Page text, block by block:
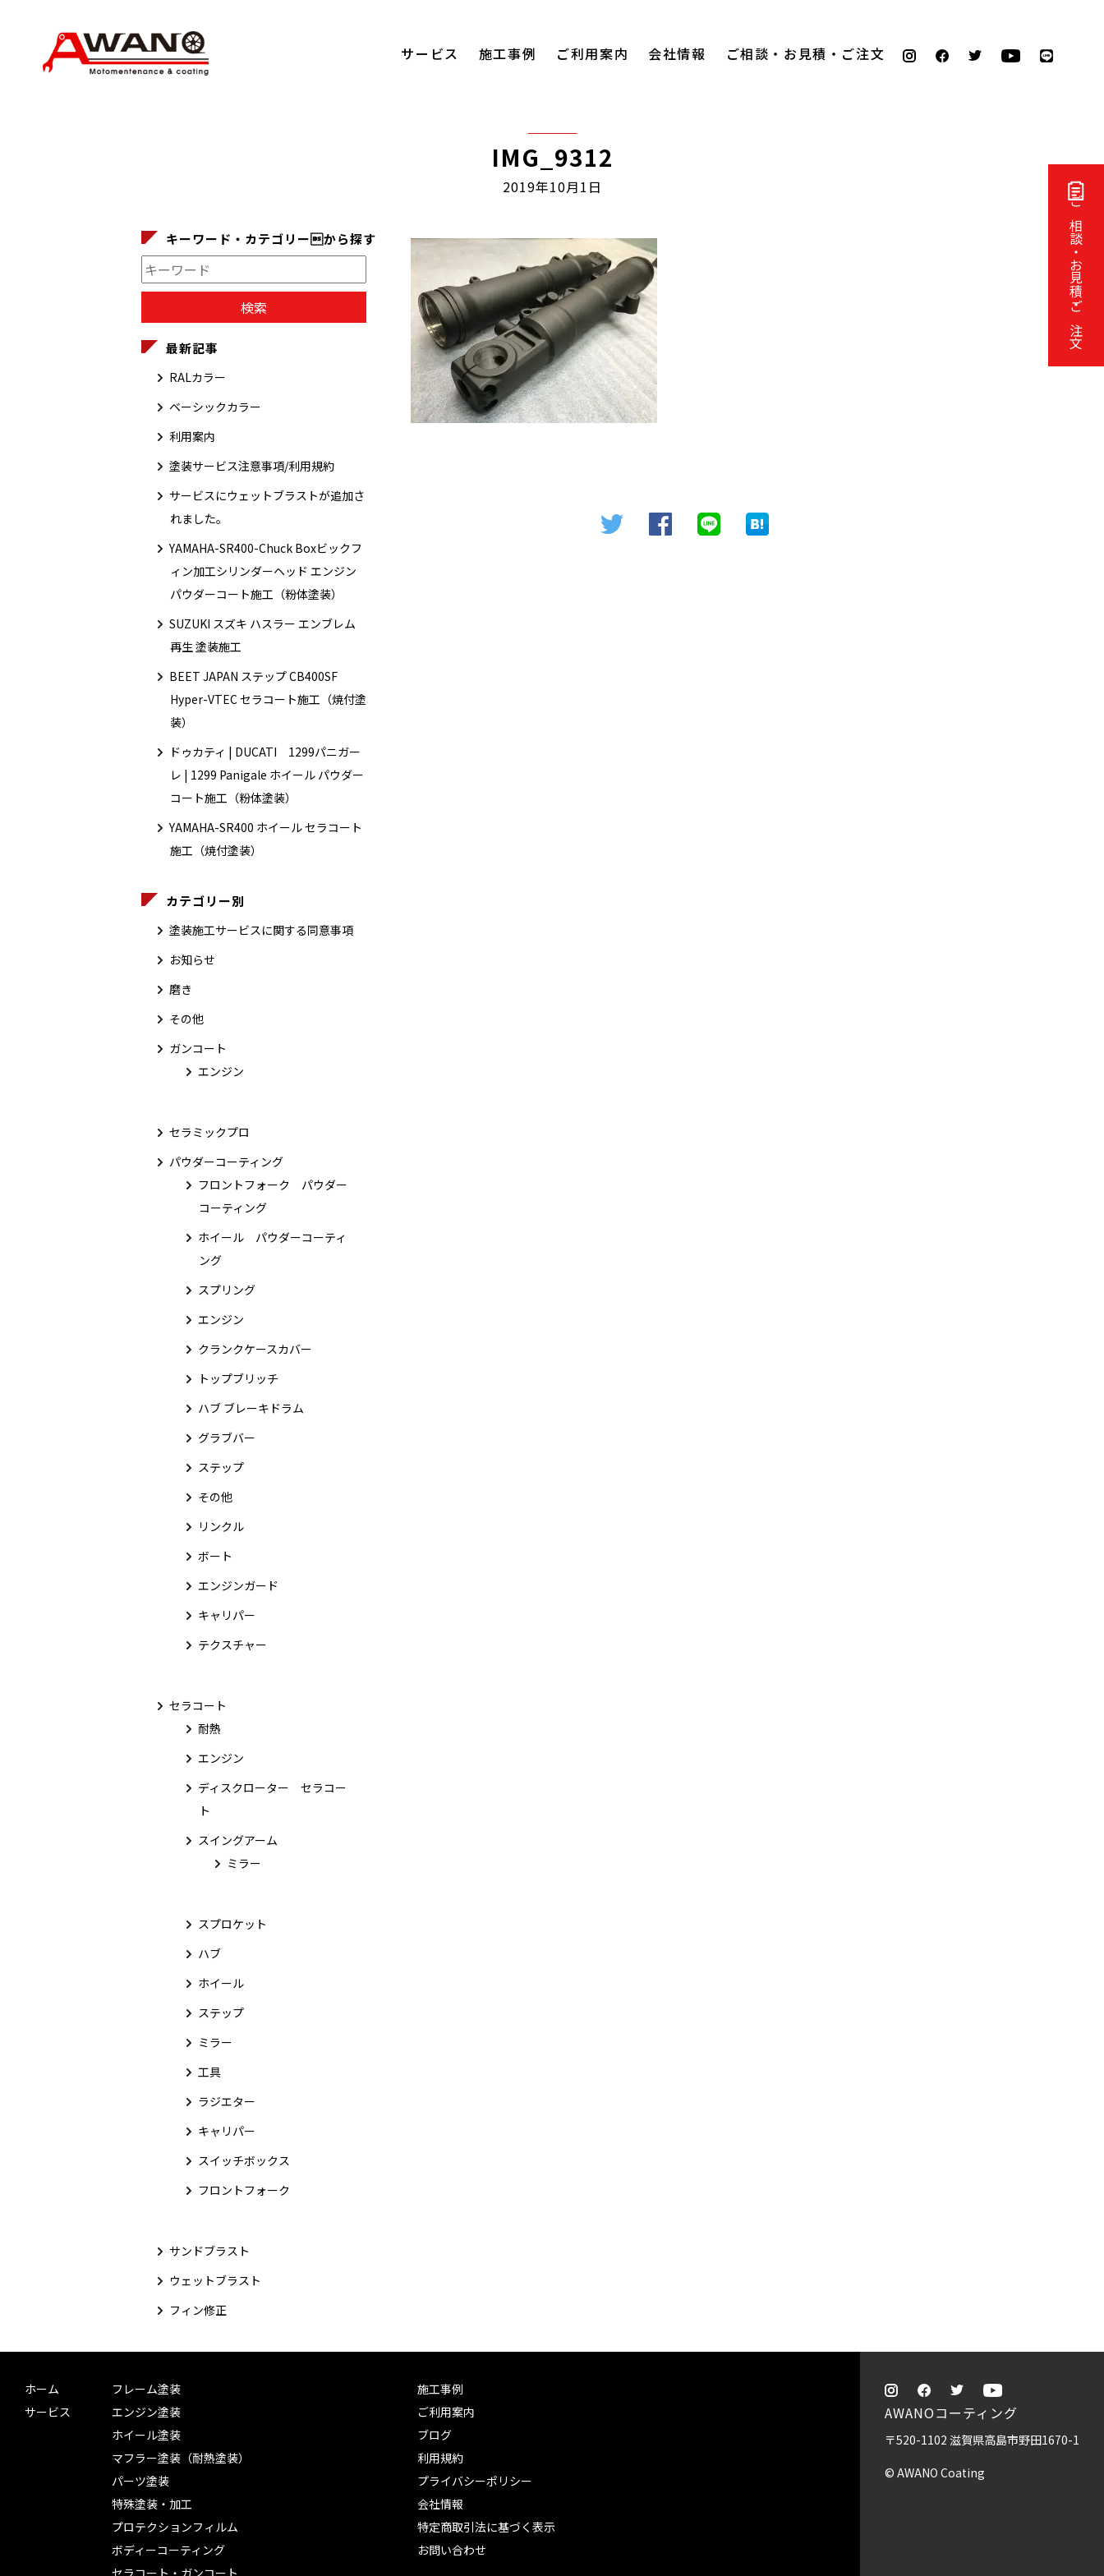
ご相談・お見積・ご注文
サービス 施工事例 ご利用案内 会社情報 ご相談・お見積・ご注文
IMG_9312
2019年10月1日
キーワード・カテゴリーから探す
最新記事
RALカラー
ベーシックカラー
利用案内
塗装サービス注意事項/利用規約
サービスにウェットブラストが追加さ
れました。
YAMAHA-SR400-Chuck Boxビックフ
ィン加工シリンダーヘッド エンジン
パウダーコート施工（粉体塗装）
SUZUKI スズキ ハスラー エンブレム
再生 塗装施工
BEET JAPAN ステップ CB400SF
Hyper-VTEC セラコート施工（焼付塗
装）
ドゥカティ | DUCATI 1299パニガー
レ | 1299 Panigale ホイール パウダー
コート施工（粉体塗装）
YAMAHA-SR400 ホイール セラコート
施工（焼付塗装）
カテゴリー別
塗装施工サービスに関する同意事項
お知らせ
磨き
その他
ガンコート
エンジン
セラミックプロ
パウダーコーティング
フロントフォーク パウダー
コーティング
ホイール パウダーコーティ
ング
スプリング
エンジン
クランクケースカバー
トップブリッチ
ハブ ブレーキドラム
グラブバー
ステップ
その他
リンクル
ボート
エンジンガード
キャリパー
テクスチャー
セラコート
耐熱
エンジン
ディスクローター セラコー
ト
スイングアーム
ミラー
スプロケット
ハブ
ホイール
ステップ
ミラー
工具
ラジエター
キャリパー
スイッチボックス
フロントフォーク
サンドブラスト
ウェットブラスト
フィン修正
ホーム
サービス
フレーム塗装
エンジン塗装
ホイール塗装
マフラー塗装（耐熱塗装）
パーツ塗装
特殊塗装・加工
プロテクションフィルム
ボディーコーティング
セラコート・ガンコート
施工事例
ご利用案内
ブログ
利用規約
プライバシーポリシー
会社情報
特定商取引法に基づく表示
お問い合わせ
AWANOコーティング
〒520-1102 滋賀県高島市野田1670-1
© AWANO Coating